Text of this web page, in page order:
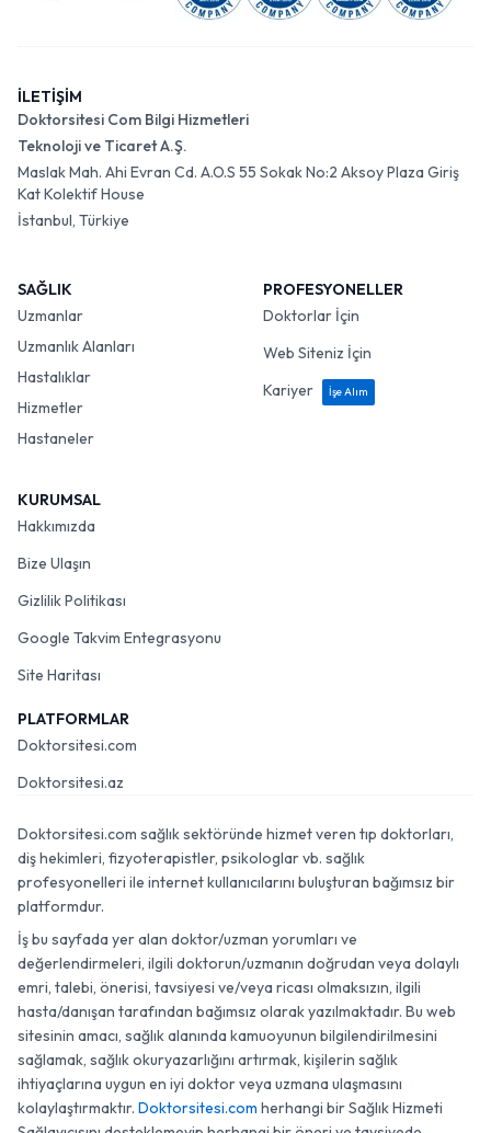
İLETİŞİM
Doktorsitesi Com Bilgi Hizmetleri
Teknoloji ve Ticaret A.Ş.
Maslak Mah. Ahi Evran Cd. A.O.S 55 Sokak No:2 Aksoy Plaza Giriş
Kat Kolektif House
İstanbul, Türkiye
SAĞLIK
Uzmanlar
Uzmanlık Alanları
Hastalıklar
Hizmetler
Hastaneler
PROFESYONELLER
Doktorlar İçin
Web Siteniz İçin
Kariyer
İşe Alım
KURUMSAL
Hakkımızda
Bize Ulaşın
Gizlilik Politikası
Google Takvim Entegrasyonu
Site Haritası
PLATFORMLAR
Doktorsitesi.com
Doktorsitesi.az
Doktorsitesi.com sağlık sektöründe hizmet veren tıp doktorları,
diş hekimleri, fizyoterapistler, psikologlar vb. sağlık
profesyonelleri ile internet kullanıcılarını buluşturan bağımsız bir
platformdur.
İş bu sayfada yer alan doktor/uzman yorumları ve
değerlendirmeleri, ilgili doktorun/uzmanın doğrudan veya dolaylı
emri, talebi, önerisi, tavsiyesi ve/veya ricası olmaksızın, ilgili
hasta/danışan tarafından bağımsız olarak yazılmaktadır. Bu web
sitesinin amacı, sağlık alanında kamuoyunun bilgilendirilmesini
sağlamak, sağlık okuryazarlığını artırmak, kişilerin sağlık
ihtiyaçlarına uygun en iyi doktor veya uzmana ulaşmasını
kolaylaştırmaktır. Doktorsitesi.com herhangi bir Sağlık Hizmeti